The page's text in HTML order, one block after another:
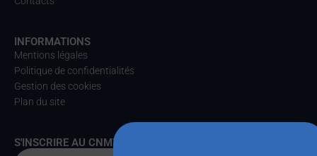
INFORMATIONS
Mentions légales
Politique de confidentialités
Gestion des cookies
Plan du site
S'INSCRIRE AU CNMT